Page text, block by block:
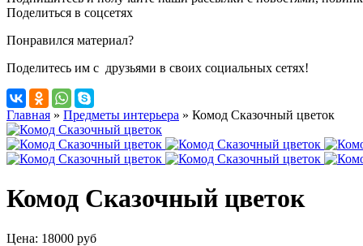
Поделиться в соцсетях
Понравился материал?
Поделитесь им с друзьями в своих социальных сетях!
Главная » Предметы интерьера » Комод Сказочный цветок
Комод Сказочный цветок
Цена: 18000 руб